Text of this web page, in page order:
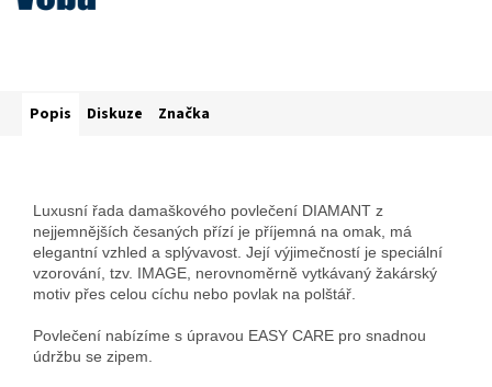
Popis Diskuze Značka
Luxusní řada damaškového povlečení DIAMANT z
nejjemnějších česaných přízí je příjemná na omak, má
elegantní vzhled a splývavost. Její výjimečností je speciální
vzorování, tzv. IMAGE, nerovnoměrně vytkávaný žakárský
motiv přes celou cíchu nebo povlak na polštář.
Povlečení nabízíme s úpravou EASY CARE pro snadnou
údržbu se zipem.